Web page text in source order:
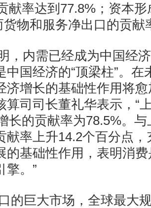
献率达到77.8%；资本
货物和服务净出口的贡献
，内需已经成为中国经
中国经济的“顶梁柱”。
济增长的基础性作用将
算司司长董礼华表示，“
长的贡献率为78.5%。
献率上升14.2个百分点
的基础性作用，表明消
擎。”
的巨大市场，全球最大